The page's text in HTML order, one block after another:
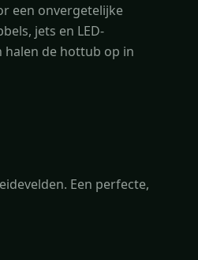
een onvergetelijke
jets en LED-
de hottub op in
Een perfecte,